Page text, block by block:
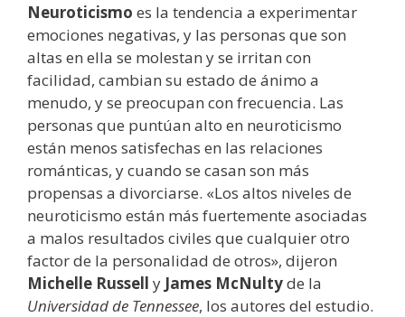
Neuroticismo es la tendencia a experimentar
emociones negativas, y las personas que son
altas en ella se molestan y se irritan con
facilidad, cambian su estado de ánimo a
menudo, y se preocupan con frecuencia. Las
personas que puntúan alto en neuroticismo
están menos satisfechas en las relaciones
románticas, y cuando se casan son más
propensas a divorciarse. «Los altos niveles de
neuroticismo están más fuertemente asociadas
a malos resultados civiles que cualquier otro
factor de la personalidad de otros», dijeron
Michelle Russell y James McNultyde la
Universidad de Tennessee, los autores del estudio.